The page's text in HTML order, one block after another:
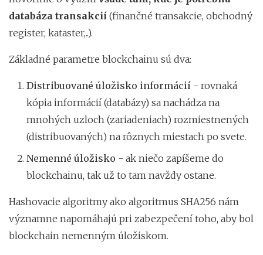
databáza transakcií (finančné transakcie, obchodný
register, kataster,..).
Základné parametre blockchainu sú dva:
Distribuované úložisko informácií - rovnaká
kópia informácií (databázy) sa nachádza na
mnohých uzloch (zariadeniach) rozmiestnených
(distribuovaných) na rôznych miestach po svete.
Nemenné úložisko - ak niečo zapíšeme do
blockchainu, tak už to tam navždy ostane.
Hashovacie algoritmy ako algoritmus SHA256 nám
významne napomáhajú pri zabezpečení toho, aby bol
blockchain nemenným úložiskom.